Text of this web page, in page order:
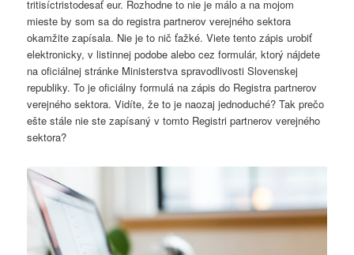
tritisíctristodesať eur. Rozhodne to nie je málo a na mojom
mieste by som sa do registra partnerov verejného sektora
okamžite zapísala. Nie je to nič ťažké. Viete tento zápis urobiť
elektronicky, v listinnej podobe alebo cez formulár, ktorý nájdete
na oficiálnej stránke Ministerstva spravodlivosti Slovenskej
republiky. To je oficiálny formulá na zápis do Registra partnerov
verejného sektora. Vidíte, že to je naozaj jednoduché? Tak prečo
ešte stále nie ste zapísaný v tomto Registri partnerov verejného
sektora?